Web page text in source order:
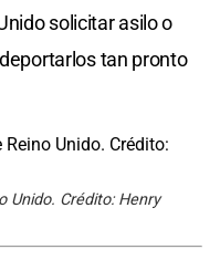
solicitar asilo o
tan pronto
Unido. Crédito: Henry